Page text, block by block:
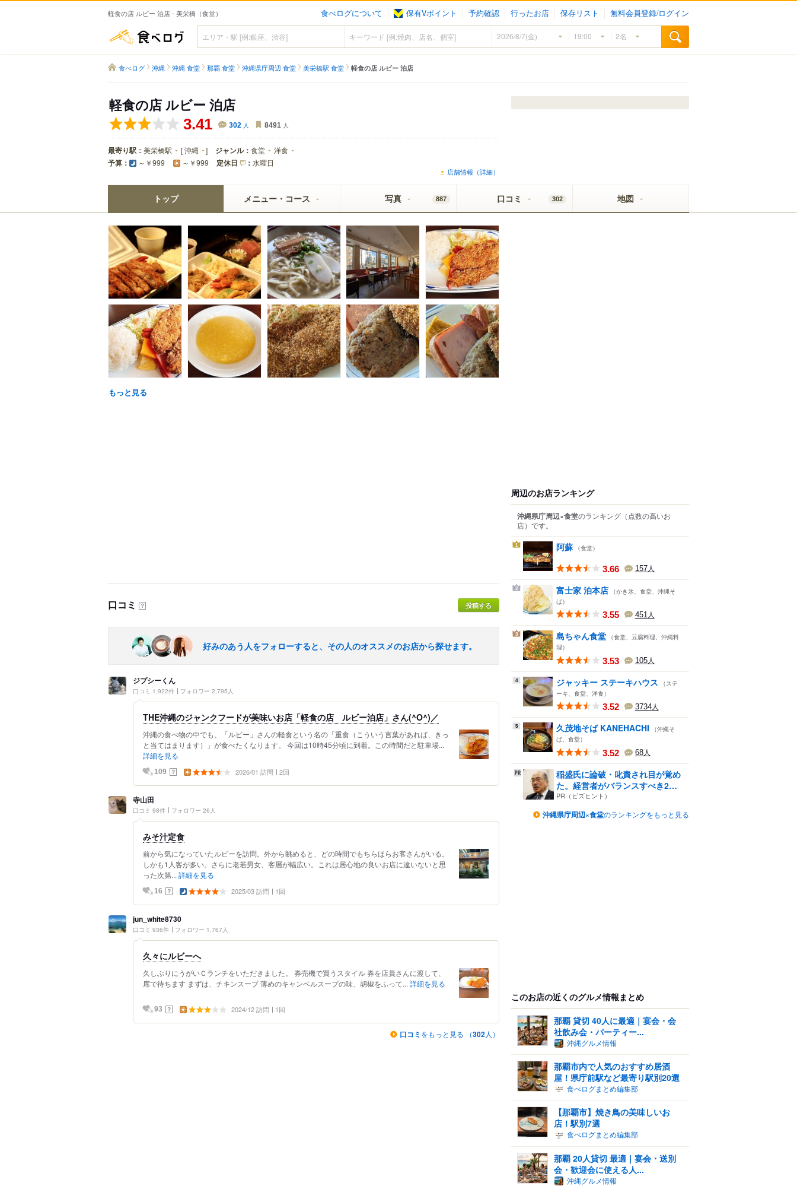
軽食の店 ルビー 泊店 - 美栄橋（食堂） 食べログについて 保有Vポイント 予約確認 行ったお店 保存リスト 無料会員登録/ログイン
食べログ
食べログ 沖縄 沖縄 食堂 那覇 食堂 沖縄県庁周辺 食堂 美栄橋駅 食堂 軽食の店 ルビー 泊店
軽食の店 ルビー 泊店
3.41 302 人 8491 人
最寄り駅： 美栄橋駅 [沖縄 ] ジャンル： 食堂 洋食
予算： ～￥999 ～￥999 定休日 ： 水曜日
店舗情報（詳細）
トップ メニュー・コース 写真 887 口コミ 302 地図
もっと見る
口コミ ？ 投稿する
好みのあう人をフォローすると、その人のオススメのお店から探せます。
ジプシーくん
口コミ 1,922件 フォロワー 2,795人
THE沖縄のジャンクフードが美味いお店「軽食の店 ルビー泊店」さん(^O^)／
沖縄の食べ物の中でも、「ルビー」さんの軽食という名の「重食（こういう言葉があれば、きっ
と当てはまります）」が食べたくなります。 今回は10時45分頃に到着。この時間だと駐車場...
詳細を見る
109 ？ 2026/01 訪問 2回
寺山田
口コミ 98件 フォロワー 26人
みそ汁定食
前から気になっていたルビーを訪問。外から眺めると、どの時間でもちらほらお客さんがいる。
しかも1人客が多い。さらに老若男女、客層が幅広い。これは居心地の良いお店に違いないと思
った次第... 詳細を見る
16 ？ 2025/03 訪問 1回
jun_white8730
口コミ 936件 フォロワー 1,767人
久々にルビーへ
久しぶりにうがいＣランチをいただきました。 券売機で買うスタイル 券を店員さんに渡して、
席で待ちます まずは、チキンスープ 薄めのキャンベルスープの味、胡椒をふって... 詳細を見る
93 ？ 2024/12 訪問 1回
口コミ をもっと見る （302人）
周辺のお店ランキング
沖縄県庁周辺×食堂のランキング （点数の高いお
店） です。
1 阿蘇 （食堂）
3.66 157人
2 富士家 泊本店 （かき氷、食堂、沖縄そ
ば）
3.55 451 人
3 島ちゃん食堂 （食堂、豆腐料理、沖縄料
理）
3.53 105人
4 ジャッキー ステーキハウス
（ステ
ーキ、食堂、洋食）
3.52 3734人
5 久茂地そば KANEHACHI
（沖縄そ
ば、食堂）
3.52 68人
稲盛氏に論破・叱責され目が覚め
た。経営者がバランスすべき2
つ...
PR（ビズヒント）
沖縄県庁周辺×食堂のランキングをもっと見る
このお店の近くのグルメ情報まとめ
那覇 貸切 40人に最適｜宴会・会
社飲み会・パーティー...
沖縄グルメ情報
那覇市内で人気のおすすめ居酒
屋！県庁前駅など最寄り駅別20選
食べログまとめ編集部
【那覇市】焼き鳥の美味しいお
店！駅別7選
食べログまとめ編集部
那覇 20人貸切 最適｜宴会・送別
会・歓迎会に使える人...
沖縄グルメ情報